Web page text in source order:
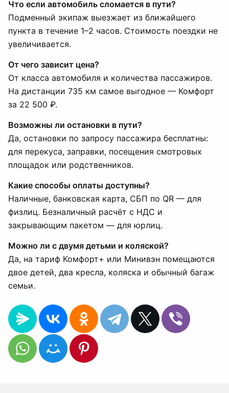
Что если автомобиль сломается в пути?
Подменный экипаж выезжает из ближайшего
пункта в течение 1–2 часов. Стоимость поездки не
увеличивается.
От чего зависит цена?
От класса автомобиля и количества пассажиров.
На дистанции 735 км самое выгодное — Комфорт
за 22 500 ₽.
Возможны ли остановки в пути?
Да, остановки по запросу пассажира бесплатны:
для перекуса, заправки, посещения смотровых
площадок или родственников.
Какие способы оплаты доступны?
Наличные, банковская карта, СБП по QR — для
физлиц. Безналичный расчёт с НДС и
закрывающим пакетом — для юрлиц.
Можно ли с двумя детьми и коляской?
Да, на тариф Комфорт+ или Минивэн помещаются
двое детей, два кресла, коляска и обычный багаж
семьи.